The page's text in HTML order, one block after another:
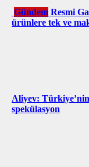
Gündem Resmi
ürünlere tek ve
Aliyev: Türkiye’nin
spekülasyon